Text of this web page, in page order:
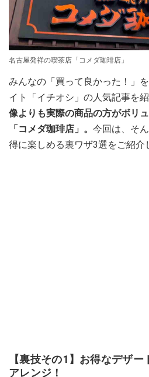
名古屋発祥の喫茶店「コメダ珈琲店」
みんなの「買って良かった！」
イト「イチオシ」の人気記事を紹
像よりも実際の商品の方がボリ
「コメダ珈琲店」。 今回は、そ
得に楽しめる裏ワザ3選をご紹介
【裏技その1】お得なデザ
アレンジ！